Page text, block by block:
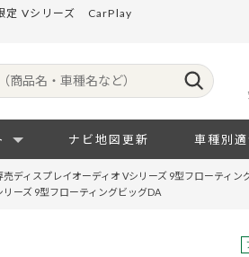
定 Vシリーズ CarPlay
ナビ地図更新 車種別
ディスプレイオーディオ Vシリーズ 9型フローティン
ーズ 9型フローティングビッグDA